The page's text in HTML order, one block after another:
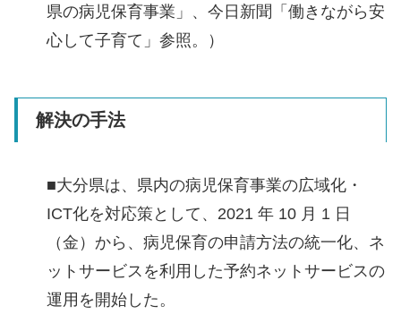
県の病児保育事業」、今日新聞「働きながら安
心して子育て」参照。）
解決の手法
■大分県は、県内の病児保育事業の広域化・
ICT化を対応策として、2021 年 10 月 1 日
（金）から、病児保育の申請方法の統一化、ネ
ットサービスを利用した予約ネットサービスの
運用を開始した。